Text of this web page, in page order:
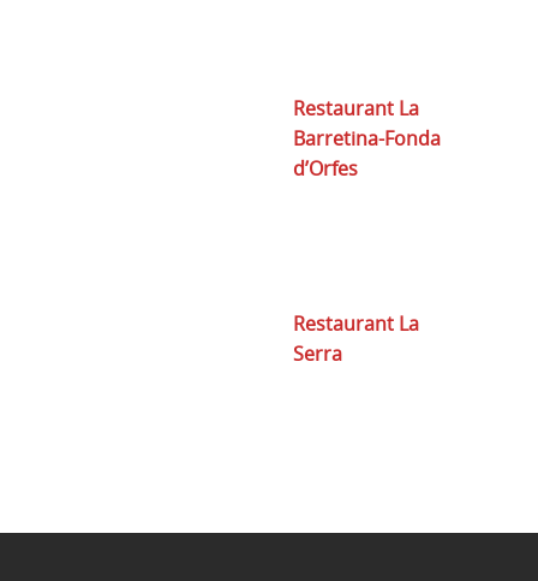
Restaurant La
Barretina-Fonda
d’Orfes
Restaurant La
Serra